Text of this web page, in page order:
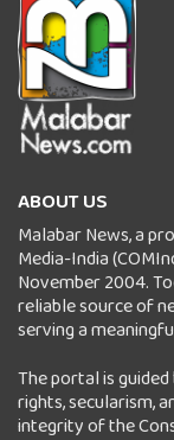
ABOUT US
Malabar News, a
Media-India
November 2004.
reliable source of
serving a
The portal is
rights, secularism,
integrity of the